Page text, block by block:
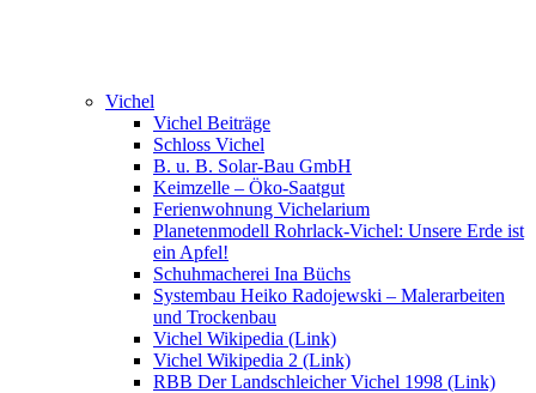
Vichel
Vichel Beiträge
Schloss Vichel
B. u. B. Solar-Bau GmbH
Keimzelle – Öko-Saatgut
Ferienwohnung Vichelarium
Planetenmodell Rohrlack-Vichel: Unsere Erde ist
ein Apfel!
Schuhmacherei Ina Büchs
Systembau Heiko Radojewski – Malerarbeiten
und Trockenbau
Vichel Wikipedia (Link)
Vichel Wikipedia 2 (Link)
RBB Der Landschleicher Vichel 1998 (Link)